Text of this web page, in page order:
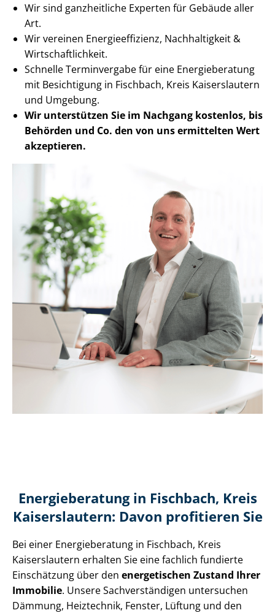
Wir sind ganzheitliche Experten für Gebäude aller
Art.
Wir vereinen En­er­gie­ef­fi­zi­enz, Nachhaltigkeit &
Wirt­schaft­lich­keit.
Schnelle Terminvergabe für eine Energieberatung
mit Besichtigung in Fischbach, Kreis Kaiserslautern
und Umgebung.
Wir unterstützen Sie im Nachgang kostenlos, bis
Behörden und Co. den von uns ermittelten Wert
akzeptieren.
Energieberatung in Fischbach, Kreis
Kaiserslautern: Davon profitieren Sie
Bei einer Energieberatung in Fischbach, Kreis
Kaiserslautern erhalten Sie eine fachlich fundierte
Einschätzung über den energetischen Zustand Ihrer
Immobilie. Unsere Sach­ver­stän­di­gen untersuchen
Dämmung, Heiztechnik, Fenster, Lüftung und den